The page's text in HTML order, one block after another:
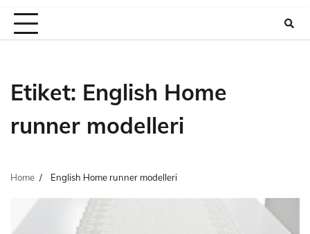
Etiket: English Home
runner modelleri
Home English Home runner modelleri